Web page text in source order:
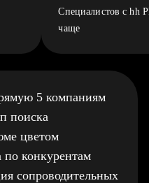
Специалистов с hh
чаще
5 компаниям
поиска
цветом
по конкурентам
сопроводительных